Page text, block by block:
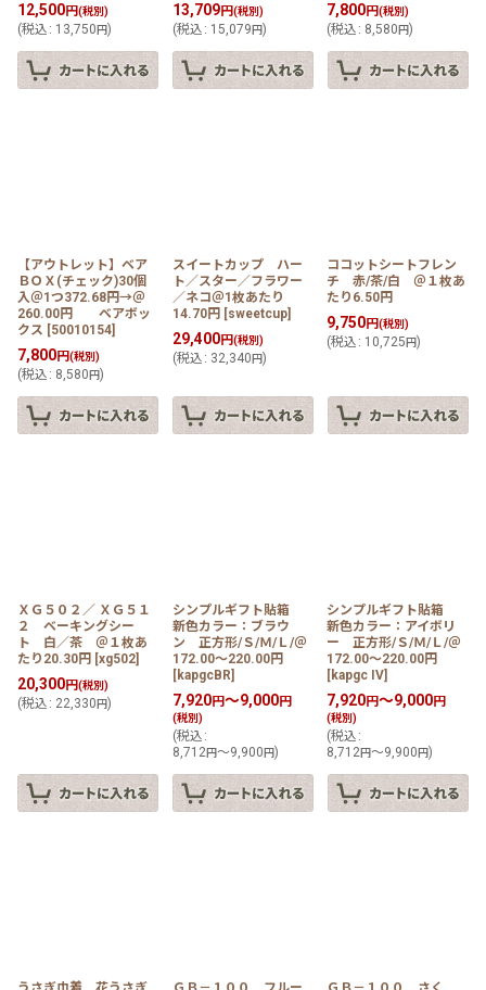
12,500円(税別)
(税込 : 13,750 円)
13,709円(税別)
(税込 : 15,079 円)
7,800円(税別)
(税込 : 8,580円)
【アウトレット】ベア
ＢＯＸ(チェック)30個
入＠1つ372.68円→＠
260.00円 ベアボッ
クス [50010154]
7,800円(税別)
(税込 : 8,580 円)
スイートカップ ハー
ト／スター／フラワー
／ネコ＠1枚あたり
14.70円 [sweetcup]
29,400円(税別)
(税込 : 32,340 円)
ココットシートフレン
チ 赤/茶/白 ＠１枚あ
たり6.50円
9,750円(税別)
(税込 : 10,725円)
ＸＧ５０２／ ＸＧ５１
２ ベーキングシー
ト 白／茶 ＠１枚あ
たり20.30円 [xg502]
20,300円(税別)
(税込 : 22,330 円)
シンプルギフト貼箱
新色カラー：ブラウ
ン 正方形/Ｓ/Ｍ/Ｌ/＠
172.00〜220.00円
[kapgcBR]
7,920円～9,000円
(税別)
(税込 :
8,712 円～9,900 円)
シンプルギフト貼箱
新色カラー：アイボリ
ー 正方形/Ｓ/Ｍ/Ｌ/＠
172.00〜220.00円
[kapgc IV]
7,920円～9,000円
(税別)
(税込 :
8,712円～9,900円)